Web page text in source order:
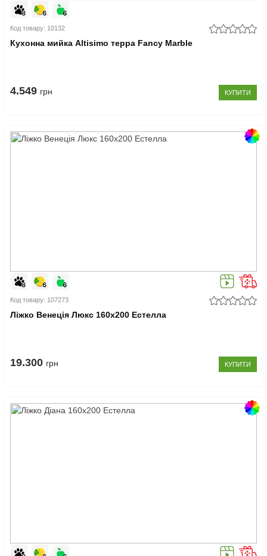
Код товару: 10132
Кухонна мийка Altisimo терра Fancy Marble
4.549 грн КУПИТИ
Код товару: 107273
Ліжко Венеція Люкс 160x200 Естелла
19.300 грн КУПИТИ